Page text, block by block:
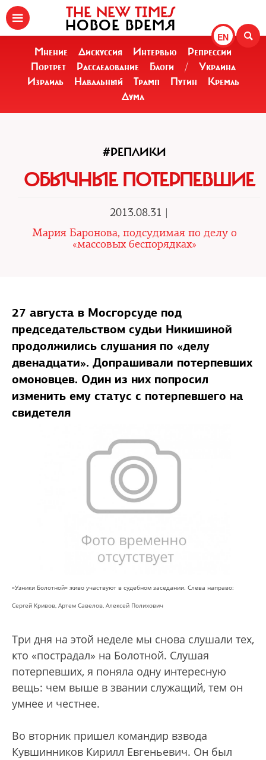
EN
THE NEW TIMES
НОВОЕ ВРЕМЯ
Мнение Дискуссия Интервью
Репрессии
Портрет
Расследование Блоги /
Украина
Израиль
Навальный Трамп Путин
Кремль
Дума
#РЕПЛИКИ
ОБЫЧНЫЕ ПОТЕРПЕВШИЕ
2013.08.31 |
Мария Баронова, подсудимая по делу о
«массовых беспорядках»
27 августа в Мосгорсуде под
председательством судьи Никишиной
продолжились слушания по «делу
двенадцати». Допрашивали потерпевших
омоновцев. Один из них попросил
изменить ему статус с потерпевшего на
свидетеля
«Узники Болотной» живо участвуют в судебном заседании. Слева направо:
Сергей Кривов, Артем Савелов, Алексей Полихович
Три дня на этой неделе мы снова слушали тех,
кто «пострадал» на Болотной. Слушая
потерпевших, я поняла одну интересную
вещь: чем выше в звании служащий, тем он
умнее и честнее.
Во вторник пришел командир взвода
Кувшинников Кирилл Евгеньевич. Он был